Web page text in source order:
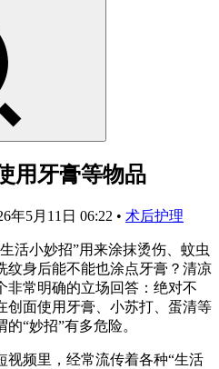
用牙膏等物品
年5月11日 06:22 • 术后护理
活小妙招”用来涂抹烫伤、蚊虫
纹身后能不能也涂点牙膏？清凉
非常明确的立场回答：绝对不
创面使用牙膏、小苏打、蛋清等
“妙招”有多危险。
视频里，经常流传着各种“生活